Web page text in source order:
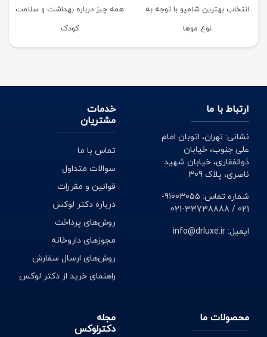
انتخاب بهترین شامپو با توجه به
نوع موها
همه چیز درباره بهداشت و سلامت
کودک
ارتباط با ما
نشانی: تهران، اتوبان امام
علی جنوب، خیابان
ذوالفقاری، خیابان شهید
ناصری، پلاک 309
شماره تماس: 91003055-
021 / 33738888-021
ایمیل: info@drluxe.ir
خدمات
مشتریان
تماس با ما
سوالات متداول
قوانین و مقررات
درباره دکتر لوکس
روش‌های پرداخت
مجوزهای داروخانه
روش‌های ارسال سفارش
راهنمای خرید از دکتر لوکس
محصولات ما
مجله
دکترلوکس